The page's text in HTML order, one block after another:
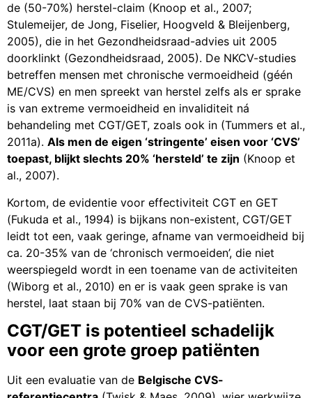
de (50-70%) herstel-claim (Knoop et al., 2007;
Stulemeijer, de Jong, Fiselier, Hoogveld & Bleijenberg,
2005), die in het Gezondheidsraad-advies uit 2005
doorklinkt (Gezondheidsraad, 2005). De NKCV-studies
betreffen mensen met chronische vermoeidheid (géén
ME/CVS) en men spreekt van herstel zelfs als er sprake
is van extreme vermoeidheid en invaliditeit ná
behandeling met CGT/GET, zoals ook in (Tummers et al.,
2011a). Als men de eigen ‘stringente’ eisen voor ‘CVS’
toepast, blijkt slechts 20% ‘hersteld’ te zijn (Knoop et
al., 2007).
Kortom, de evidentie voor effectiviteit CGT en GET
(Fukuda et al., 1994) is bijkans non-existent, CGT/GET
leidt tot een, vaak geringe, afname van vermoeidheid bij
ca. 20-35% van de ‘chronisch vermoeiden’, die niet
weerspiegeld wordt in een toename van de activiteiten
(Wiborg et al., 2010) en er is vaak geen sprake is van
herstel, laat staan bij 70% van de CVS-patiënten.
CGT/GET is potentieel schadelijk
voor een grote groep patiënten
Uit een evaluatie van de Belgische CVS-